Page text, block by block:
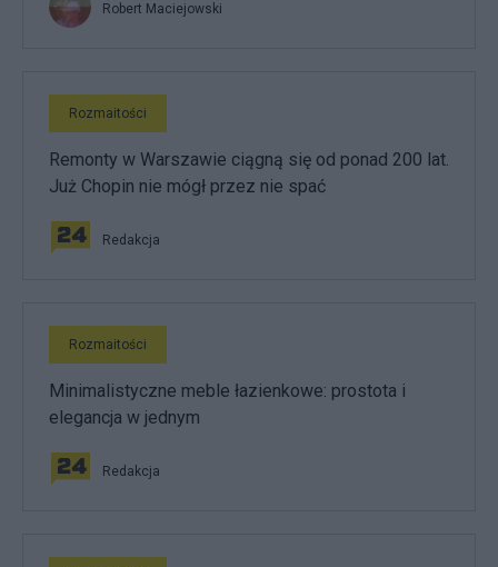
Robert Maciejowski
Rozmaitości
Remonty w Warszawie ciągną się od ponad 200 lat.
Już Chopin nie mógł przez nie spać
Redakcja
Rozmaitości
Minimalistyczne meble łazienkowe: prostota i
elegancja w jednym
Redakcja